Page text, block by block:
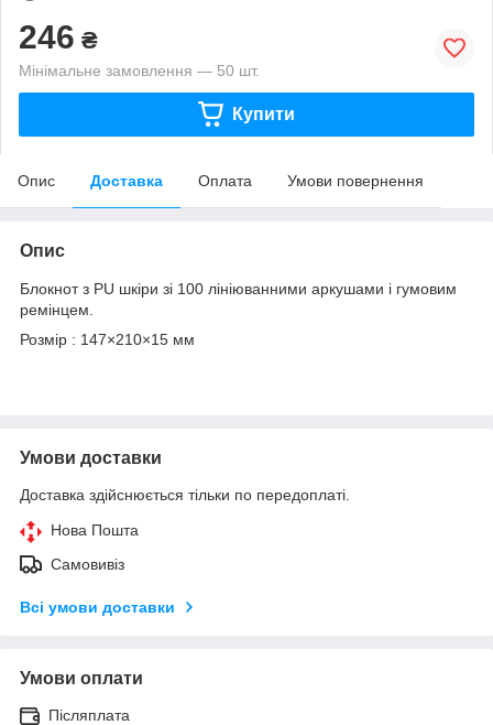
246 ₴
Мінімальне замовлення — 50 шт.
Купити
Опис Доставка Оплата Умови повернення
Опис
Блокнот з PU шкіри зі 100 лініюванними аркушами і гумовим
ремінцем.
Розмір : 147×210×15 мм
Умови доставки
Доставка здійснюється тільки по передоплаті.
Нова Пошта
Самовивіз
Всі умови доставки
Умови оплати
Післяплата